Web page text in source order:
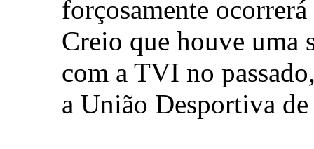
forçosamente
Creio que houve uma
com a TVI no
a União Desportiva